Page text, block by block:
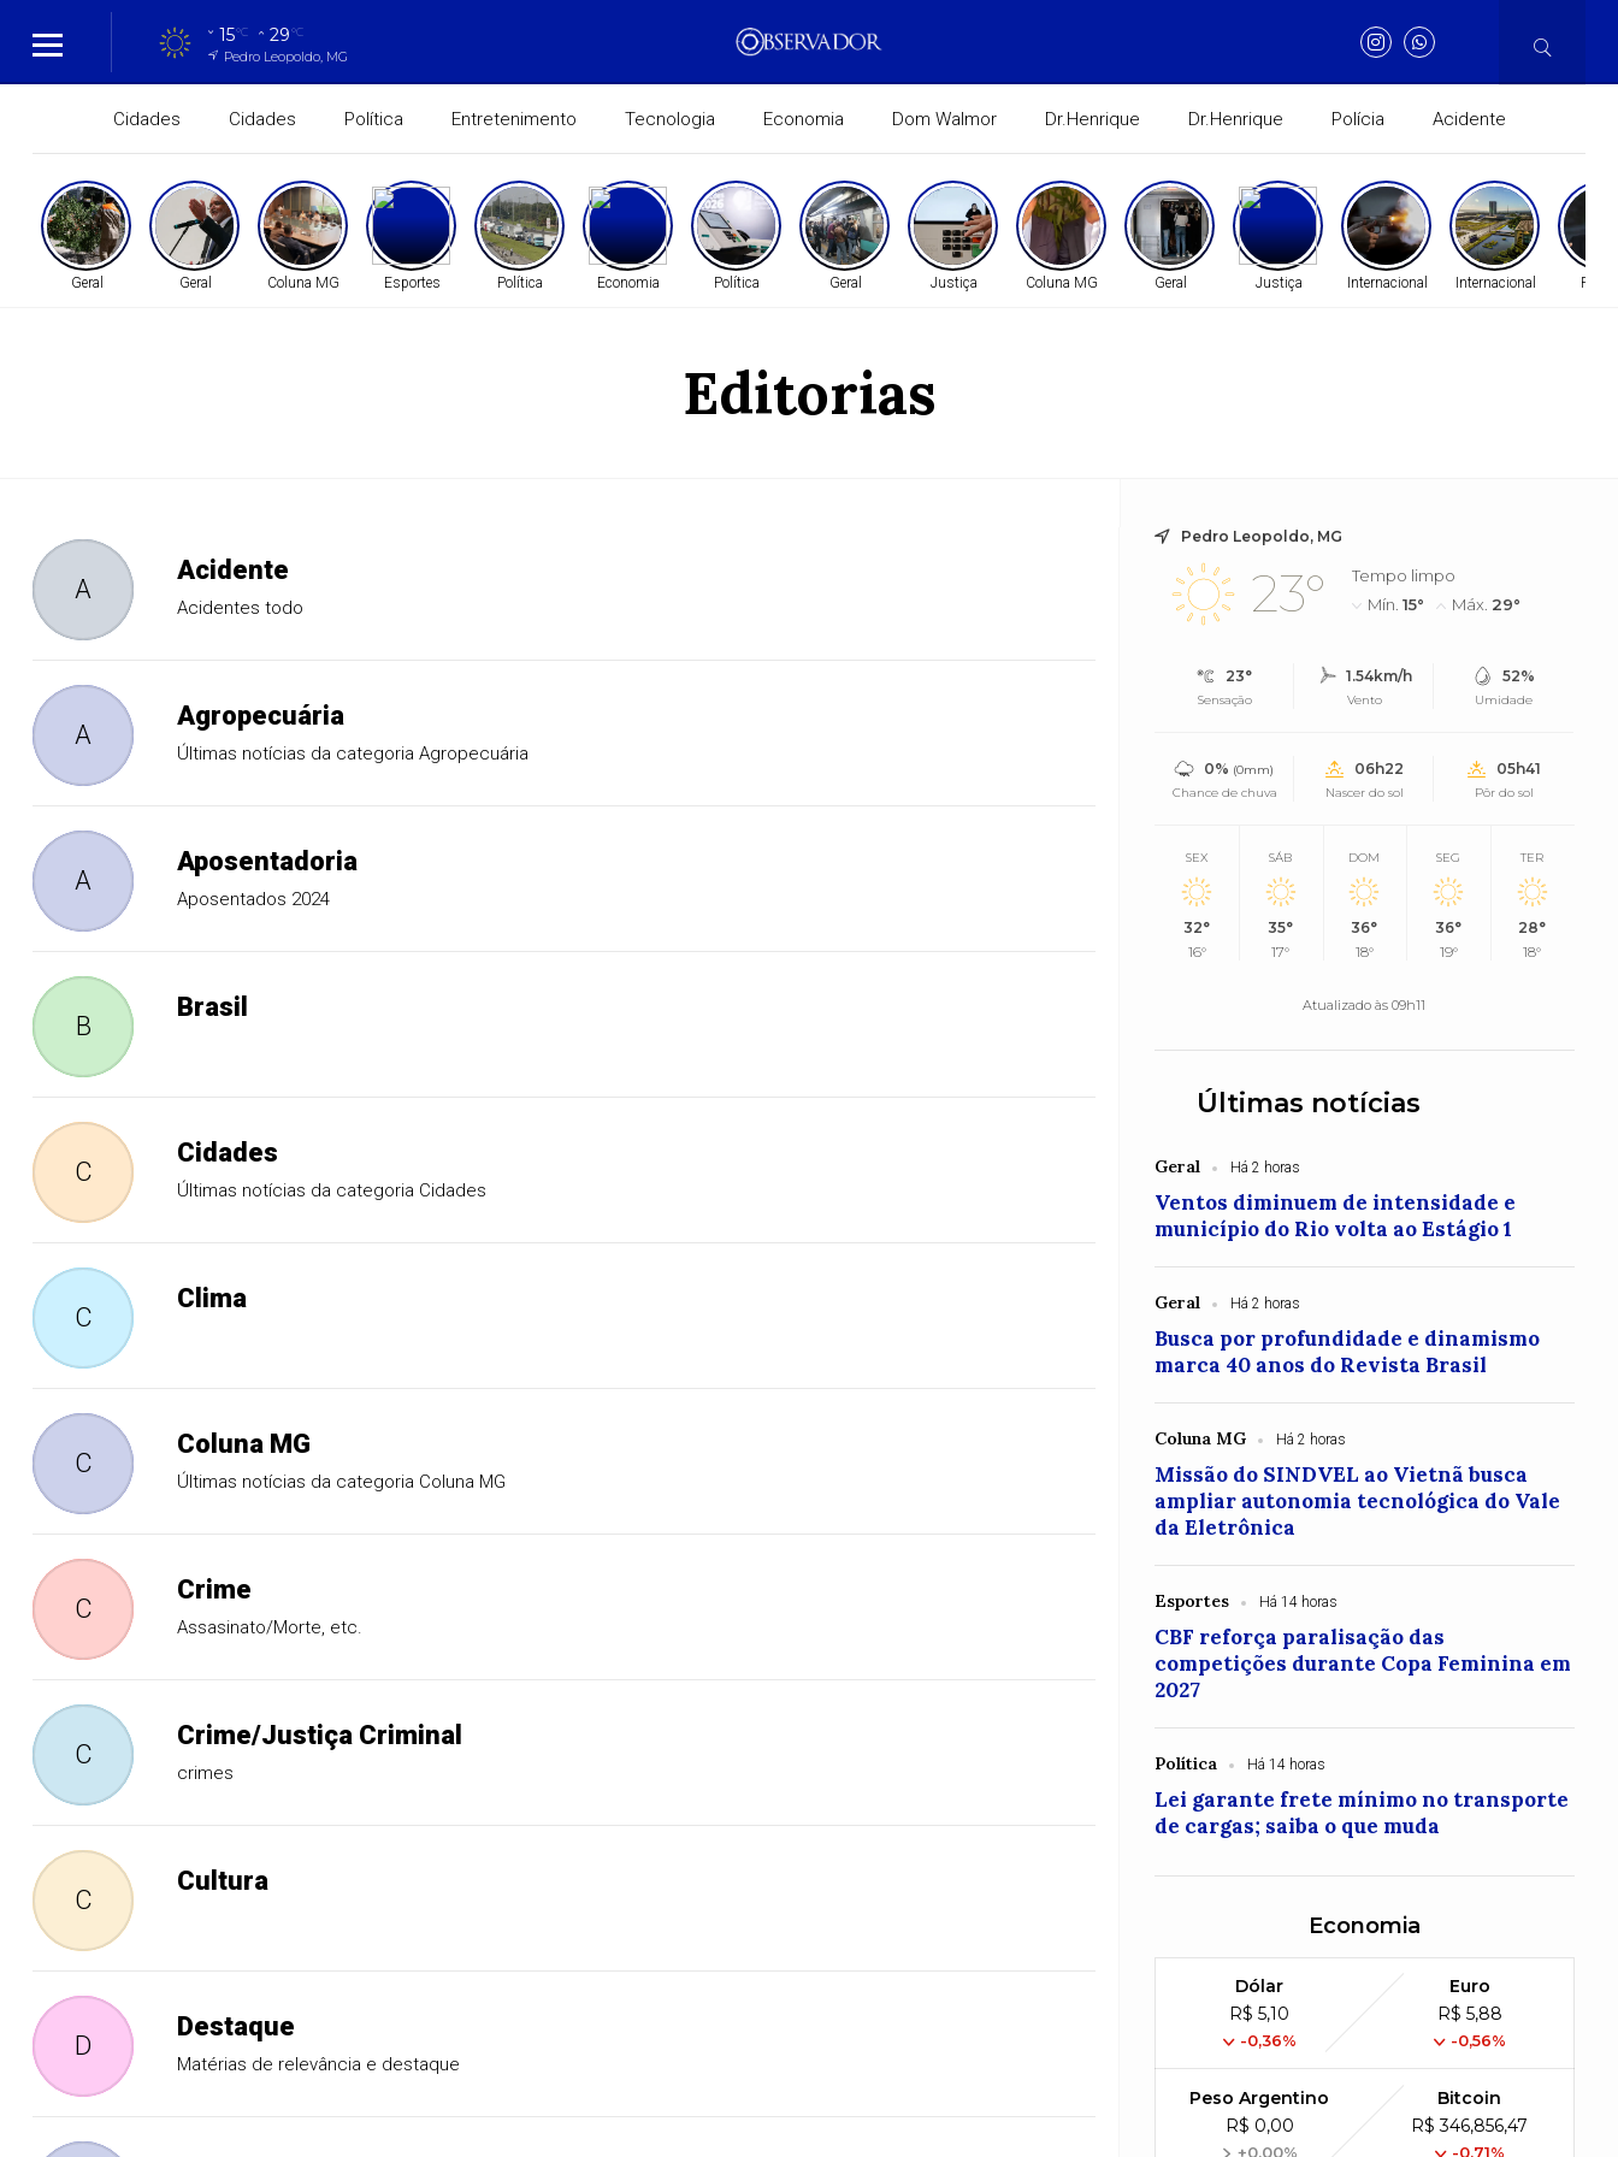
15°C 29°C
Pedro Leopoldo, MG
Cidades Cidades Política Entretenimento Tecnologia Economia Dom Walmor Dr.Henrique Dr.Henrique Polícia Acidente
Geral Geral Coluna MG Esportes Política Economia Política Geral Justiça Coluna MG Geral Justiça Internacional Internacional
Editorias
A
Acidente
Acidentes todo
A
Agropecuária
Últimas notícias da categoria Agropecuária
A
Aposentadoria
Aposentados 2024
B
Brasil
C
Cidades
Últimas notícias da categoria Cidades
C
Clima
C
Coluna MG
Últimas notícias da categoria Coluna MG
C
Crime
Assasinato/Morte, etc.
C
Crime/Justiça Criminal
crimes
C
Cultura
D
Destaque
Matérias de relevância e destaque
Pedro Leopoldo, MG
23°
Tempo limpo
Mín.15° Máx. 29°
23°
Sensação
1.54km/h
Vento
52%
Umidade
0% (0mm)
Chance de chuva
06h22
Nascer do sol
05h41
Pôr do sol
SEX
32°
16°
SÁB
35°
17°
DOM
36°
18°
SEG
36°
19°
TER
28°
18°
Atualizado às 09h11
Últimas notícias
Geral Há 2 horas
Ventos diminuem de intensidade e
município do Rio volta ao Estágio 1
Geral Há 2 horas
Busca por profundidade e dinamismo
marca 40 anos do Revista Brasil
Coluna MG Há 2 horas
Missão do SINDVEL ao Vietnã busca
ampliar autonomia tecnológica do Vale
da Eletrônica
Esportes Há 14 horas
CBF reforça paralisação das
competições durante Copa Feminina em
2027
Política Há 14 horas
Lei garante frete mínimo no transporte
de cargas; saiba o que muda
Economia
Dólar
R$ 5,10
-0,36%
Euro
R$ 5,88
-0,56%
Peso Argentino
R$ 0,00
+0,00%
Bitcoin
R$ 346,856,47
-0,71%